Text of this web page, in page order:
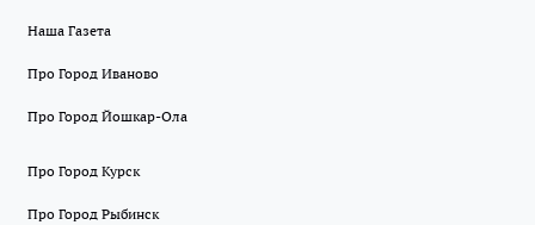
Наша Газета
Про Город Иваново
Про Город Йошкар-Ола
Про Город Курск
Про Город Рыбинск